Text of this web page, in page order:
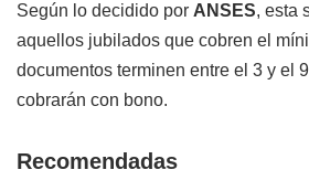
Según lo decidido por ANSES, esta
aquellos jubilados que cobren el
documentos terminen entre el 3 y el
cobrarán con bono.
Recomendadas